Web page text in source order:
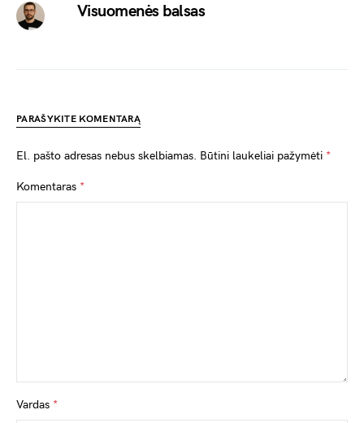
Visuomenės balsas
PARAŠYKITE KOMENTARĄ
El. pašto adresas nebus skelbiamas. Būtini laukeliai pažymėti *
Komentaras *
Vardas *